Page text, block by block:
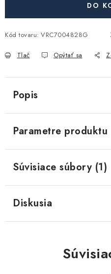
Obchodné podmienky
DO
Kód tovaru: VRC7004828G
Tlač Opýtať sa
Popis
Parametre produktu
Súvisiace súbory (1)
Diskusia